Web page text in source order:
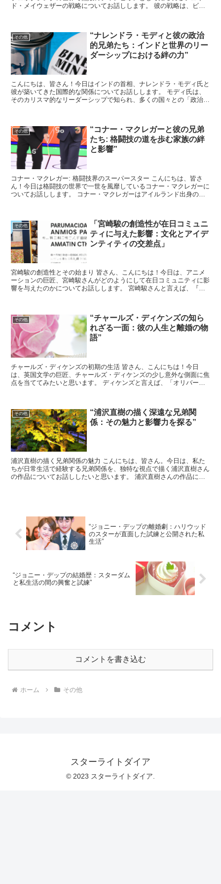
ド・メイウェザーの戦略についてお話しします。 彼の戦略は、ビジ
その他
“ナレンドラ・モディと彼の政治
的兄弟たち：インドと世界のリー
ダーシップにおける絆の力”
こんにちは、皆さん！今日はインドの首相、ナレンドラ・モディ氏と
彼が築いてきた国際的な関係についてお話しします。 モディ氏は、
そのカリスマ的なリーダーシップで知られ、多くの国々との「政治的
その他
“コナー・マクレガーと彼の兄弟
たち: 格闘技の道を歩む家族の絆
と影響”
コナー・マクレガー: 格闘技界のスーパースター こんにちは、皆さ
ん！今日は格闘技の世界で一世を風靡しているコナー・マクレガーに
ついてお話しします。 コナー・マクレガーはアイルランド出身の総
その他
「宮崎駿の創造性が在日コミュニ
ティに与えた影響：文化とアイデ
ンティティの交差点」
宮崎駿の創造性とその始まり 皆さん、こんにちは！今日は、アニメ
ーションの巨匠、宮崎駿さんがどのようにして在日コミュニティに影
響を与えたのかについてお話しします。 宮崎駿さんと言えば、『と
その他
“チャールズ・ディケンズの知ら
れざる一面：彼の人生と離婚の物
語”
チャールズ・ディケンズの初期の生活 皆さん、こんにちは！今日
は、英国文学の巨匠、チャールズ・ディケンズの少し意外な側面に焦
点を当ててみたいと思います。 ディケンズと言えば、「オリバー・
その他
“浦沢直樹の描く深遠な兄弟関
係：その魅力と影響力を探る”
浦沢直樹の描く兄弟関係の魅力 こんにちは、皆さん。今日は、私た
ちが日常生活で経験する兄弟関係を、独特な視点で描く浦沢直樹さん
の作品についてお話ししたいと思います。 浦沢直樹さんの作品に
“ジョニー・デップの離婚劇：ハリウッド
のスターが直面した試練と公開された私
生活”
“ジョニー・デップの結婚歴：スターダム
と私生活の間の興奮と試練”
コメント
コメントを書き込む
ホーム その他
スターライトダイア
© 2023 スターライトダイア.